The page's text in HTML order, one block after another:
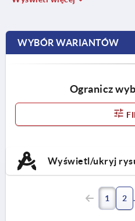
WYBÓR WARIANTÓW
Ogranicz
Wyświetl/ukryj
1 2